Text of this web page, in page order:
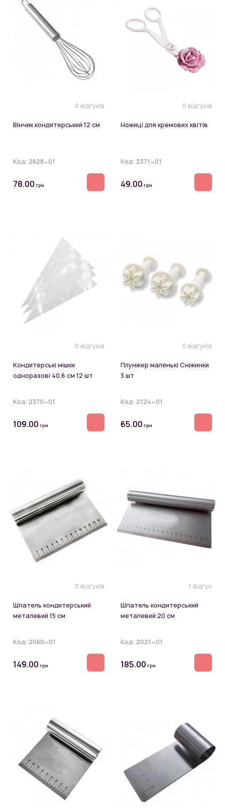
0 відгуків
Вінчик кондитерський 12 см
Код: 2628~01
78.00 грн
0 відгуків
Ножиці для кремових квітів
Код: 2371~01
49.00 грн
0 відгуків
Кондитерські мішки
одноразові 40.6 см 12 шт
Код: 2370~01
109.00 грн
0 відгуків
Плунжер маленькі Сніжинки
3 шт
Код: 2124~01
65.00 грн
0 відгуків
Шпатель кондитерський
металевий 15 см
Код: 2060~01
149.00 грн
1 відгук
Шпатель кондитерський
металевий 20 см
Код: 2021~01
185.00 грн